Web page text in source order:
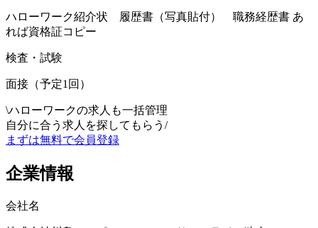
ハローワーク紹介状 履歴書（写真貼付） 職務経歴書 あ
れば資格証コピー
検査・試験
面接（予定1回）
\ハローワークの求人も一括管理
自分に合う求人を探してもらう /
まずは無料で会員登録
企業情報
会社名